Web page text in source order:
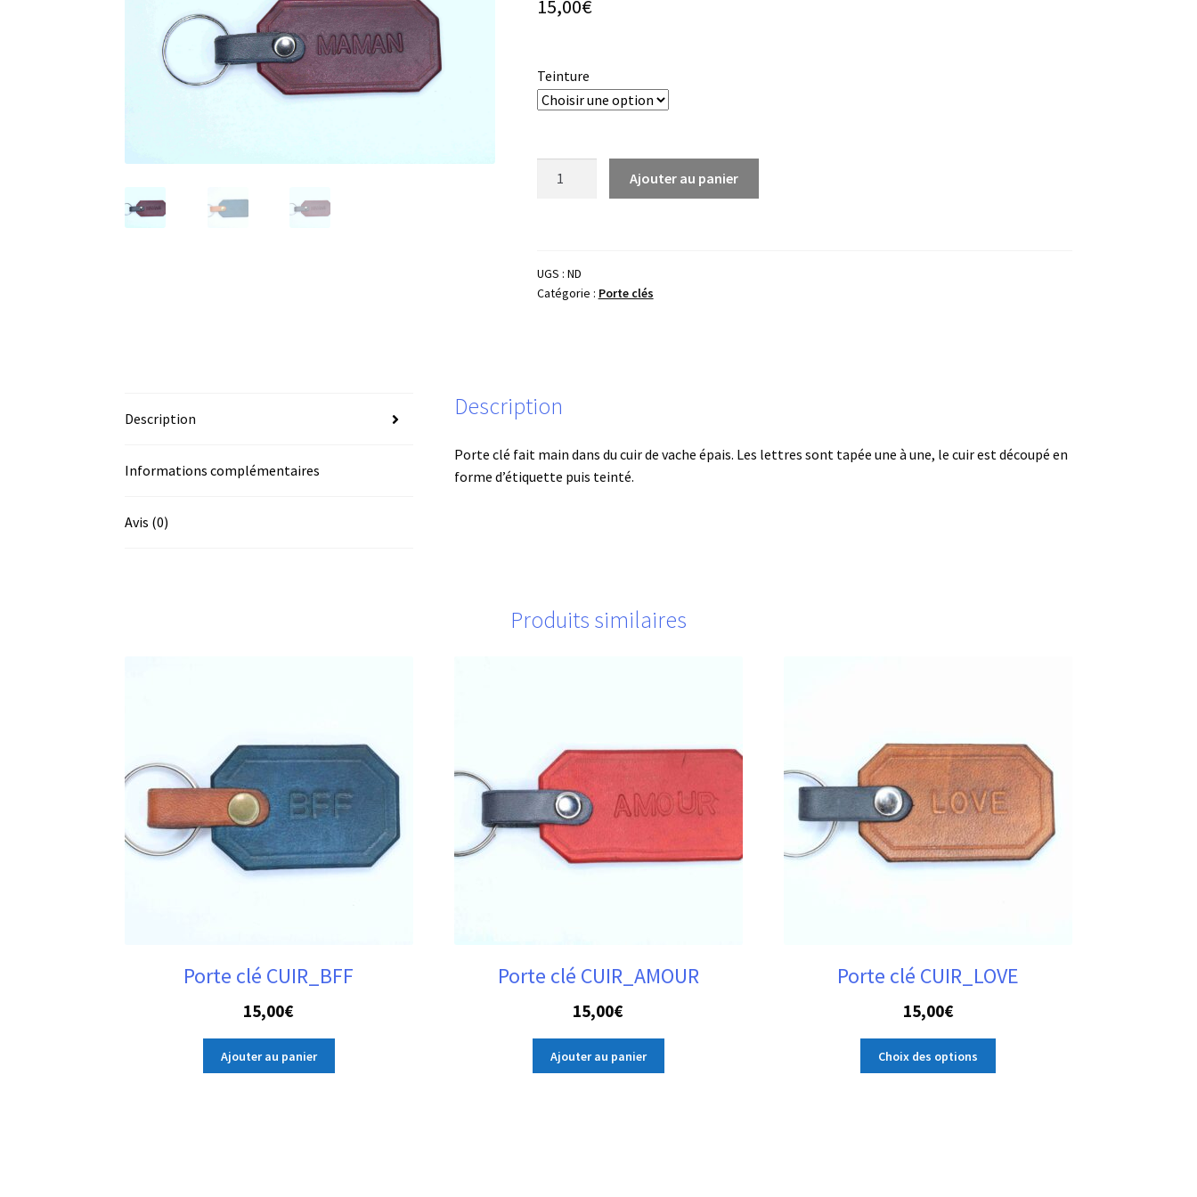
15,00€
Teinture
Ajouter au panier
UGS : ND
Catégorie : Porte clés
Description
Informations complémentaires
Avis (0)
Description
Porte clé fait main dans du cuir de vache épais. Les lettres sont tapée une à une, le cuir est découpé en
forme d’étiquette puis teinté.
Produits similaires
Porte clé CUIR_BFF
15,00€
Ajouter au panier
Porte clé CUIR_AMOUR
15,00€
Ajouter au panier
Porte clé CUIR_LOVE
15,00€
Choix des options